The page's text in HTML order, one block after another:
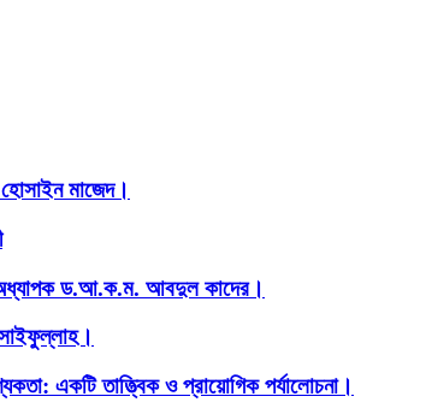
হোসাইন মাজেদ।
অধ্যাপক ড.আ.ক.ম. আবদুল কাদের।
সাইফুল্লাহ।
একটি তাত্ত্বিক ও প্রায়োগিক পর্যালোচনা।